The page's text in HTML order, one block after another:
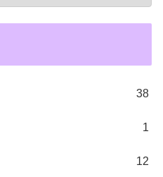
38
1
12